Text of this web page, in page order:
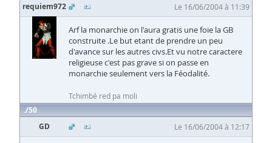
requiem972
Le 16/06/2004 à 11:39
Arf la monarchie on l'aura gratis une foie la GB
construite .Le but etant de prendre un peu
d'avance sur les autres civs.Et vu notre caractere
religieuse c'est pas grave si on passe en
monarchie seulement vers la Féodalité.
Tchimbé red pa moli
50
GD
Le 16/06/2004 à 12:17